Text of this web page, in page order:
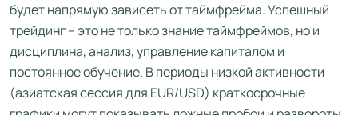
будет напрямую зависеть от таймфрейма. Успешный
трейдинг – это не только знание таймфреймов, но и
дисциплина, анализ, управление капиталом и
постоянное обучение. В периоды низкой активности
(азиатская сессия для EUR/USD) краткосрочные